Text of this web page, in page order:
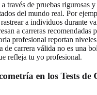
través de pruebas rigurosas
del mundo real. Por
a individuos durante
a carreras recomendadas
profesional reportan
de carrera válida no es una
refleja tu yo profesional.
en los Tests de